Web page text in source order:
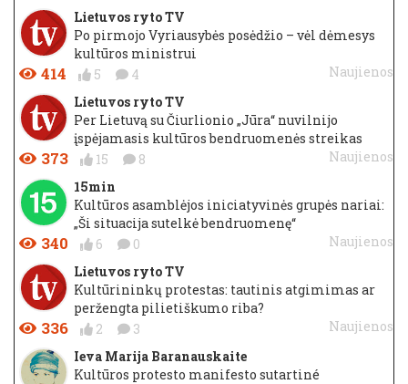
Lietuvos ryto TV
Po pirmojo Vyriausybės posėdžio – vėl dėmesys
kultūros ministrui
414 5 4
Naujienos
Lietuvos ryto TV
Per Lietuvą su Čiurlionio „Jūra“ nuvilnijo
įspėjamasis kultūros bendruomenės streikas
373 15 8
Naujienos
15min
Kultūros asamblėjos iniciatyvinės grupės nariai:
„Ši situacija sutelkė bendruomenę“
340 6 0
Naujienos
Lietuvos ryto TV
Kultūrininkų protestas: tautinis atgimimas ar
peržengta pilietiškumo riba?
336 2 3
Naujienos
Ieva Marija Baranauskaite
Kultūros protesto manifesto sutartiné